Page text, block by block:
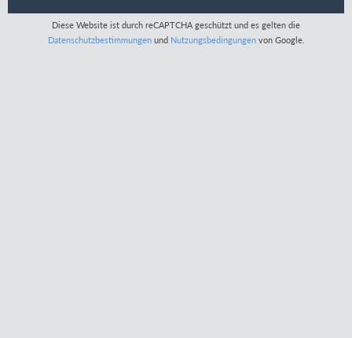
Diese Website ist durch reCAPTCHA geschützt und es gelten die
Datenschutzbestimmungenund Nutzungsbedingungenvon Google.